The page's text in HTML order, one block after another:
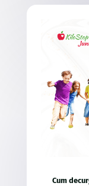
Cum